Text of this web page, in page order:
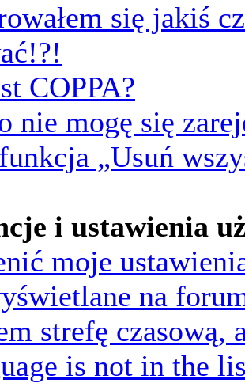
się jakiś
COPPA?
nie mogę się
„Usuń
i ustawienia
moje
na
strefę czasową,
is not in the